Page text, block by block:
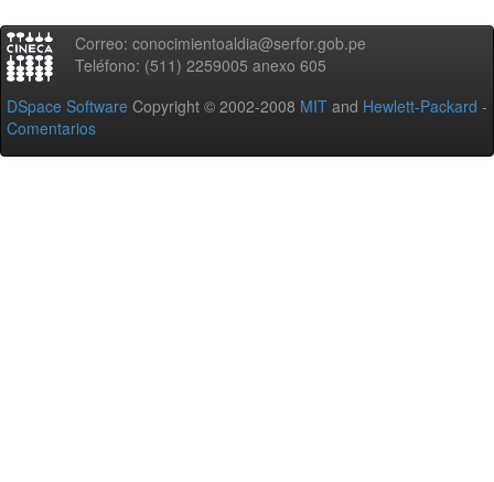
Correo: conocimientoaldia@serfor.gob.pe
Teléfono: (511) 2259005 anexo 605
DSpace Software Copyright © 2002-2008 MIT and Hewlett-Packard -
Comentarios